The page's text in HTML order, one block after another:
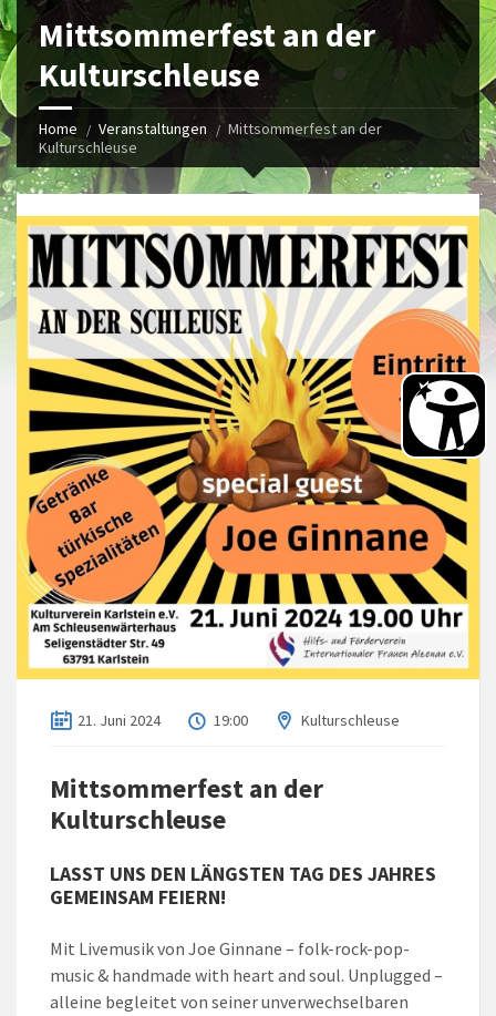
Mittsommerfest an der
Kulturschleuse
Home Veranstaltungen
Mittsommerfest an der
Kulturschleuse
21. Juni 2024 19:00 Kulturschleuse
Mittsommerfest an der
Kulturschleuse
LASST UNS DEN LÄNGSTEN TAG DES JAHRES
GEMEINSAM FEIERN!
Mit Livemusik von Joe Ginnane – folk-rock-pop-
music & handmade with heart and soul. Unplugged –
alleine begleitet von seiner unverwechselbaren